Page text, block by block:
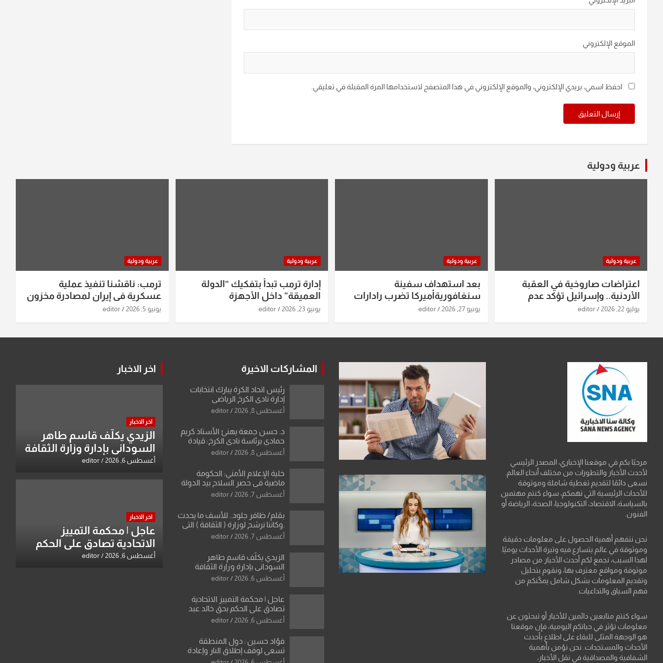
الموقع الإلكتروني
احفظ اسمي، بريدي الإلكتروني، والموقع الإلكتروني في هذا المتصفح لاستخدامها المرة المقبلة في تعليقي.
عربية ودولية
عربية ودولية
اعتراضات صاروخية في العقبة
الأردنية.. وإسرائيل تؤكد عدم
استهدافها
يوليو 22, 2026 editor
عربية ودولية
بعد استهداف سفينة
سنغافوريةأميركا تضرب رادارات
ومواقع صواريخ ومسيرات إيران..
يونيو 27, 2026 editor
عربية ودولية
إدارة ترمب تبدأ بتفكيك “الدولة
العميقة” داخل الأجهزة
الاستخباراتية
يونيو 23, 2026 editor
عربية ودولية
ترمب: ناقشنا تنفيذ عملية
عسكرية في إيران لمصادرة مخزون
اليورانيوم
يونيو 5, 2026 editor
مرحبًا بكم في موقعنا الإخباري، المصدر الرئيسي
لأحدث الأخبار والتطورات من مختلف أنحاء العالم.
نسعى دائمًا لتقديم تغطية شاملة وموثوقة
للأحداث الرئيسية التي تهمكم، سواء كنتم مهتمين
بالسياسة، الاقتصاد، التكنولوجيا، الصحة، الرياضة أو
الفنون.
نحن نتفهم أهمية الحصول على معلومات دقيقة
وموثوقة في عالم يتسارع فيه وتيرة الأحداث يوميًا.
لهذا السبب، نجمع لكم أحدث الأخبار من مصادر
موثوقة ومواقع معترف بها، ونقوم بتحليل
وتقديم المعلومات بشكل شامل يمكّنكم من
فهم السياق والتداعيات.
سواء كنتم متابعين دائمين للأخبار أو تبحثون عن
معلومات تؤثر في حياتكم اليومية، فإن موقعنا
هو الوجهة المثلى للبقاء على اطلاع بأحدث
الأحداث والمستجدات. نحن نؤمن بأهمية
الشفافية والمصداقية في نقل الأخبار،
المشاركات الاخيرة
رئيس اتحاد الكرة يبارك انتخابات
إدارة نادي الكرخ الرياضي
أغسطس 8, 2026 editor
د. حسن جمعة يهنئ الأستاذ كريم
حمادي برئاسة نادي الكرخ: قيادة
استثنائية ونقلة نوعية في الرياضة
أغسطس 8, 2026 editor
خلية الإعلام الأمني: الحكومة
ماضية في حصر السلاح بيد الدولة
دون رجعة
أغسطس 7, 2026 editor
بقلم/ ظافر جلود.. للأسف ما يحدث
.وكاننا نرشح لوزارة ( الثقافة ) التي
ماتت من زمان وزير يمثلها من
العراقية..
أغسطس 7, 2026 editor
الزيدي يكلّف قاسم طاهر
السوداني بإدارة وزارة الثقافة
أغسطس 6, 2026 editor
عاجل | محكمة التمييز الاتحادية
تصادق على الحكم بحق خالد عبد
الواحد كبيان
أغسطس 6, 2026 editor
فؤاد حسين : دول المنطقة
تسعى لوقف إطلاق النار وإعادة
فتح مضيق هرمز .. والعراق يطرح
اخر الاخبار
اخر الاخبار
الزيدي يكلّف قاسم طاهر
السوداني بإدارة وزارة الثقافة
أغسطس 6, 2026 editor
اخر الاخبار
عاجل | محكمة التمييز
الاتحادية تصادق على الحكم
بحق خالد عبد الواحد كبيان
أغسطس 6, 2026 editor